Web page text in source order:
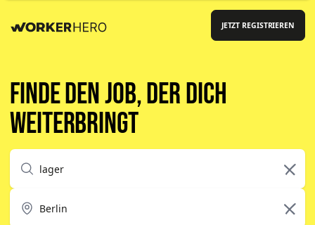
JETZT REGISTRIEREN
Finde den Job, der dich
weiterbringt